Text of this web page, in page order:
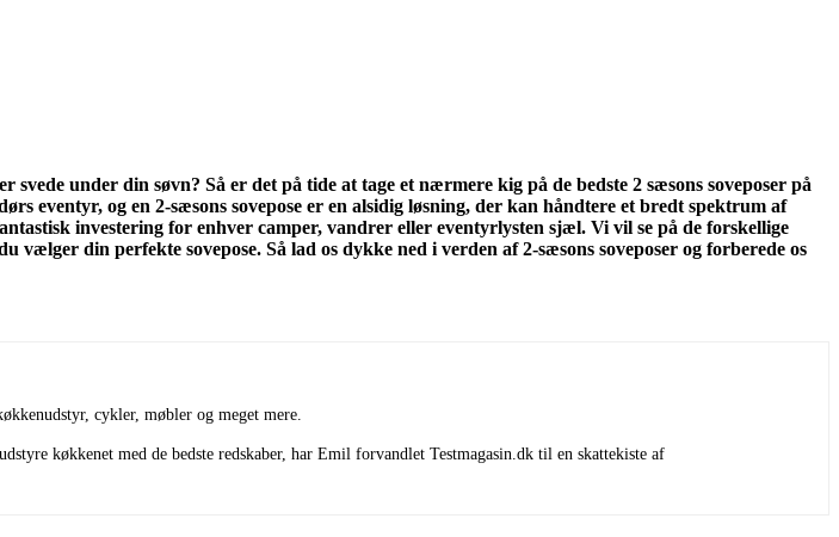
under din søvn? Så er det på tide at tage et nærmere kig på de bedste 2 sæsons soveposer på
eventyr, og en 2-sæsons sovepose er en alsidig løsning, der kan håndtere et bredt spektrum af
investering for enhver camper, vandrer eller eventyrlysten sjæl. Vi vil se på de forskellige
din perfekte sovepose. Så lad os dykke ned i verden af 2-sæsons soveposer og forberede os
cykler, møbler og meget mere.
køkkenet med de bedste redskaber, har Emil forvandlet Testmagasin.dk til en skattekiste af